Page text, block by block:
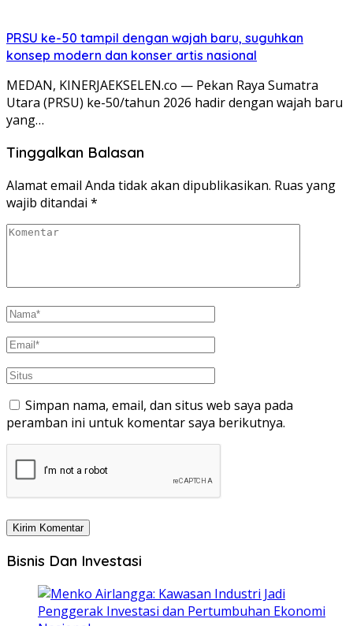
PRSU ke-50 tampil dengan wajah baru, suguhkan
konsep modern dan konser artis nasional
MEDAN, KINERJAEKSELEN.co — Pekan Raya Sumatra
Utara (PRSU) ke-50/tahun 2026 hadir dengan wajah baru
yang…
Tinggalkan Balasan
Alamat email Anda tidak akan dipublikasikan. Ruas yang
wajib ditandai *
Simpan nama, email, dan situs web saya pada
peramban ini untuk komentar saya berikutnya.
Bisnis Dan Investasi